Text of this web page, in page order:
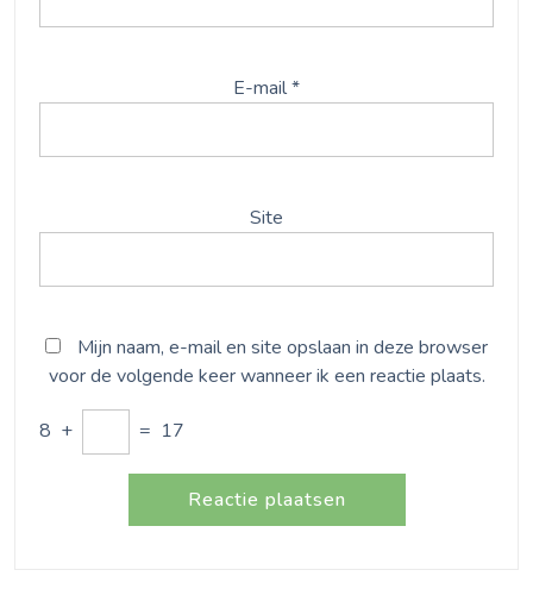
E-mail*
Site
Mijn naam, e-mail en site opslaan in deze browser
voor de volgende keer wanneer ik een reactie plaats.
8 + = 17